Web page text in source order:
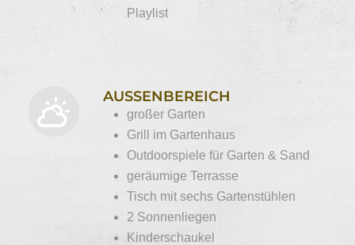
Playlist
AUSSENBEREICH
großer Garten
Grill im Gartenhaus
Outdoorspiele für Garten & Sand
geräumige Terrasse
Tisch mit sechs Gartenstühlen
2 Sonnenliegen
Kinderschaukel